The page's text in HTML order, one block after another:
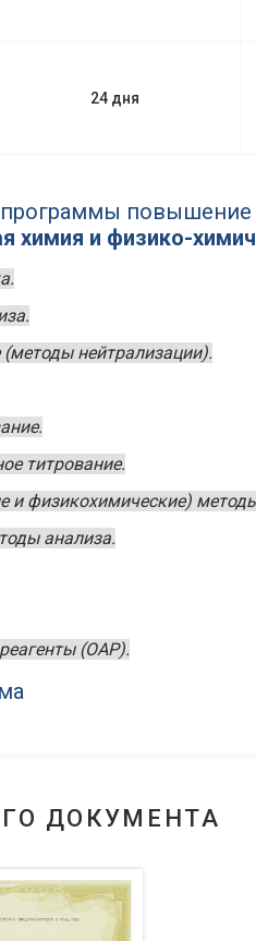
24 дня
повышение
химия и физико-
(методы нейтрализации).
титрование.
и физикохимические)
анализа.
(ОАР).
ДОКУМЕНТА